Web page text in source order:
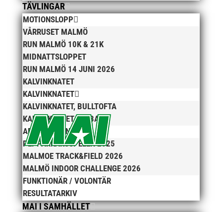
TÄVLINGAR
MOTIONSLOPP
VÅRRUSET MALMÖ
RUN MALMÖ 10K & 21K
MIDNATTSLOPPET
RUN MALMÖ 14 JUNI 2026
KALVINKNATET
KALVINKNATET
KALVINKNATET, BULLTOFTA
KALVINKNATET, RIBBAN
ARENATÄVLINGAR
PEPPARKAKSSPELEN 2025
MALMOE TRACK&FIELD 2026
MALMÖ INDOOR CHALLENGE 2026
FUNKTIONÄR / VOLONTÄR
RESULTATARKIV
MAI I SAMHÄLLET
maj 2023
april 2023
januari 2023
november 2022
oktober 2022
september 2022
augusti 2022
juni 2022
april 2022
mars 2022
januari 2022
december 2021
november 2021
oktober 2021